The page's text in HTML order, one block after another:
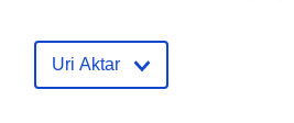
Uri Aktar